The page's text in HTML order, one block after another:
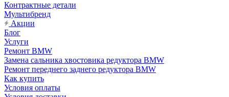
Контрактные детали
Мультибренд
Акции
Блог
Услуги
Ремонт BMW
Замена сальника хвостовика редуктора BMW
Ремонт переднего заднего редуктора BMW
Как купить
Условия оплаты